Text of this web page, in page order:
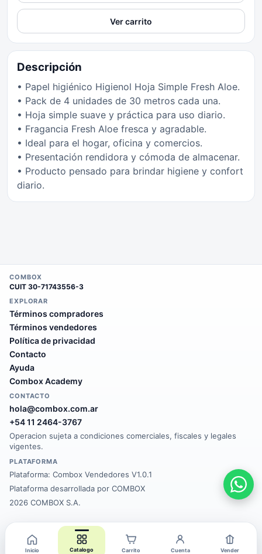
Ver carrito
Descripción
• Papel higiénico Higienol Hoja Simple Fresh Aloe.
• Pack de 4 unidades de 30 metros cada una.
• Hoja simple suave y práctica para uso diario.
• Fragancia Fresh Aloe fresca y agradable.
• Ideal para el hogar, oficina y comercios.
• Presentación rendidora y cómoda de almacenar.
• Producto pensado para brindar higiene y confort
diario.
Inicio Catalogo Carrito Cuenta Vender
COMBOX
CUIT 30-71743556-3
EXPLORAR
Términos compradores
Términos vendedores
Política de privacidad
Contacto
Ayuda
Combox Academy
CONTACTO
hola@combox.com.ar
+54 11 2464-3767
Operacion sujeta a condiciones comerciales, fiscales y legales
vigentes.
PLATAFORMA
Plataforma: Combox Vendedores V1.0.1
Plataforma desarrollada por COMBOX
2026 COMBOX S.A.